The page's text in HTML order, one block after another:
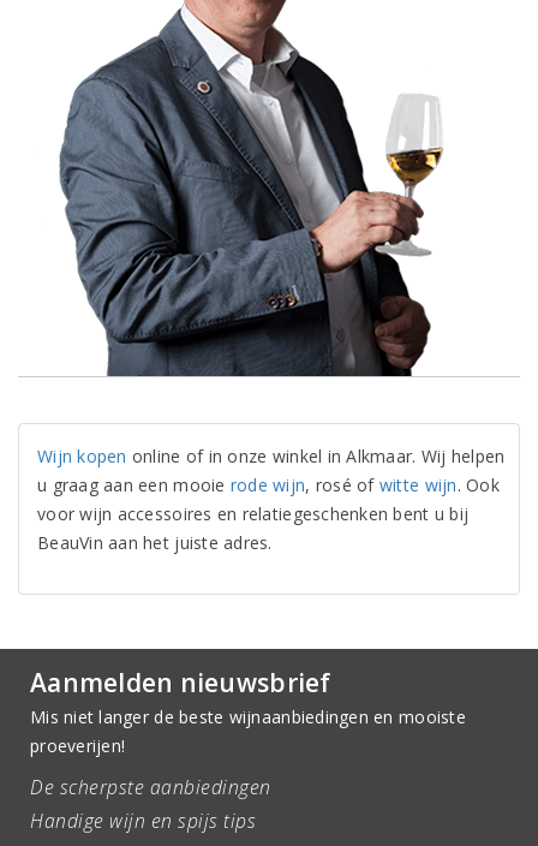
Wijn kopen online of in onze winkel in Alkmaar. Wij helpen
u graag aan een mooie rode wijn, rosé of witte wijn. Ook
voor wijn accessoires en relatiegeschenken bent u bij
BeauVin aan het juiste adres.
Aanmelden nieuwsbrief
Mis niet langer de beste wijnaanbiedingen en mooiste
proeverijen!
De scherpste aanbiedingen
Handige wijn en spijs tips